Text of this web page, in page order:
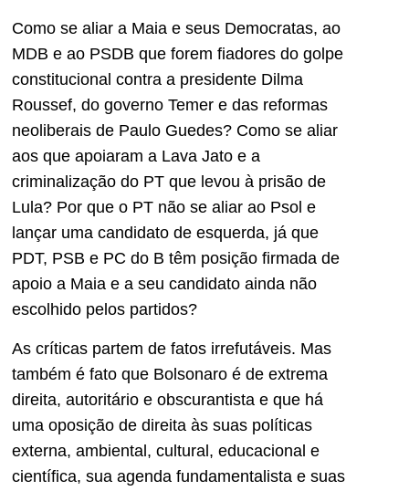
Como se aliar a Maia e seus Democratas, ao
MDB e ao PSDB que forem fiadores do golpe
constitucional contra a presidente Dilma
Roussef, do governo Temer e das reformas
neoliberais de Paulo Guedes? Como se aliar
aos que apoiaram a Lava Jato e a
criminalização do PT que levou à prisão de
Lula? Por que o PT não se aliar ao Psol e
lançar uma candidato de esquerda, já que
PDT, PSB e PC do B têm posição firmada de
apoio a Maia e a seu candidato ainda não
escolhido pelos partidos?
As críticas partem de fatos irrefutáveis. Mas
também é fato que Bolsonaro é de extrema
direita, autoritário e obscurantista e que há
uma oposição de direita às suas políticas
externa, ambiental, cultural, educacional e
científica, sua agenda fundamentalista e suas